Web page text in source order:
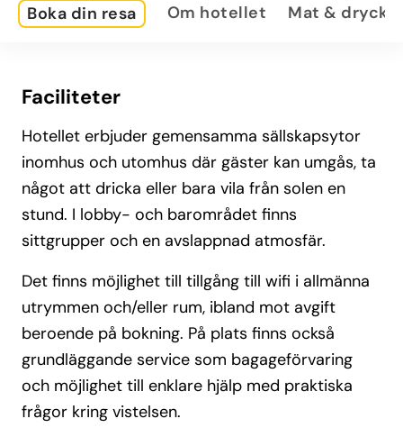
Boka din resa Om hotellet Mat & dryck
Faciliteter
Hotellet erbjuder gemensamma sällskapsytor
inomhus och utomhus där gäster kan umgås, ta
något att dricka eller bara vila från solen en
stund. I lobby- och barområdet finns
sittgrupper och en avslappnad atmosfär.
Det finns möjlighet till tillgång till wifi i allmänna
utrymmen och/eller rum, ibland mot avgift
beroende på bokning. På plats finns också
grundläggande service som bagageförvaring
och möjlighet till enklare hjälp med praktiska
frågor kring vistelsen.